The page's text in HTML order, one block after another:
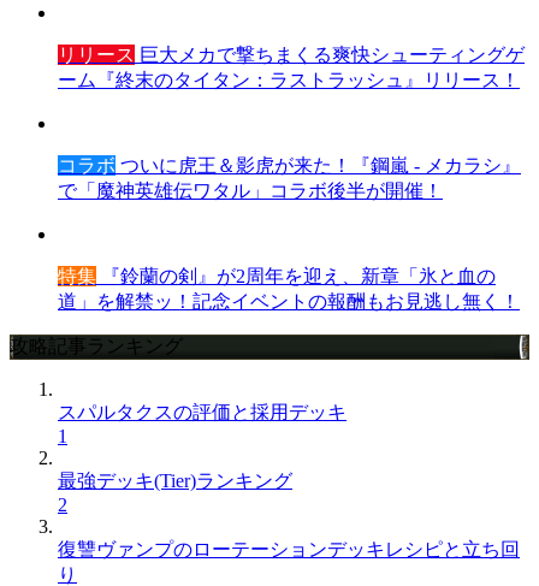
リリース 巨大メカで撃ちまくる爽快シューティングゲ
ーム『終末のタイタン：ラストラッシュ』リリース！
コラボ ついに虎王＆影虎が来た！『鋼嵐 - メカラシ』
で「魔神英雄伝ワタル」コラボ後半が開催！
特集 『鈴蘭の剣』が2周年を迎え、新章「氷と血の
道」を解禁ッ！記念イベントの報酬もお見逃し無く！
攻略記事ランキング
スパルタクスの評価と採用デッキ
1
最強デッキ(Tier)ランキング
2
復讐ヴァンプのローテーションデッキレシピと立ち回
り